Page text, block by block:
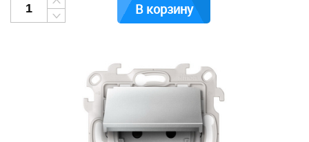
В корзину